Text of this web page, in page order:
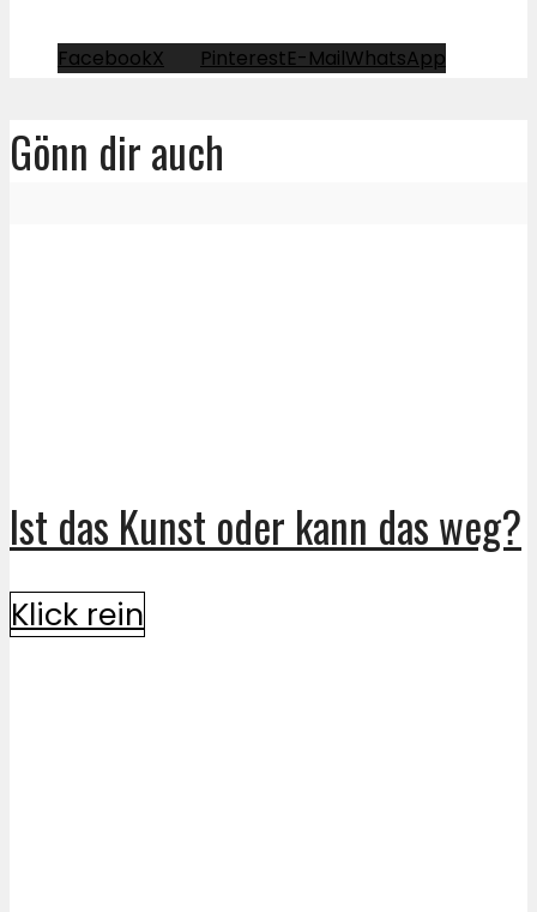
FacebookX PinterestE-MailWhatsApp
Gönn dir auch
Ist das Kunst oder kann das weg?
Klick rein